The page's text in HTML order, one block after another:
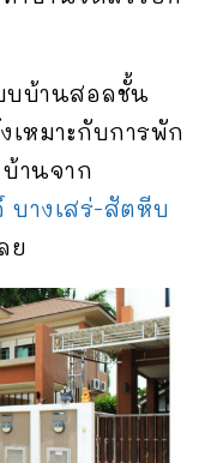
บบ้านสอลชั้น
หมาะกับการพัก
านจาก
างเสร่-สัตหีบ
ย